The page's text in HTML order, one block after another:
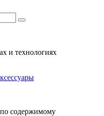
и технологиях
содержимому